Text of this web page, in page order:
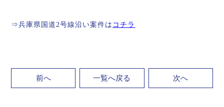
⇒兵庫県国道2号線沿い案件は コチラ
前へ 一覧へ戻る 次へ